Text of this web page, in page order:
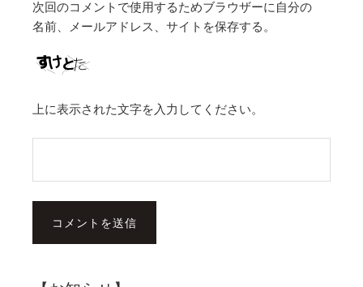
次回のコメントで使用するためブラウザーに自分の
名前、メールアドレス、サイトを保存する。
上に表示された文字を入力してください。